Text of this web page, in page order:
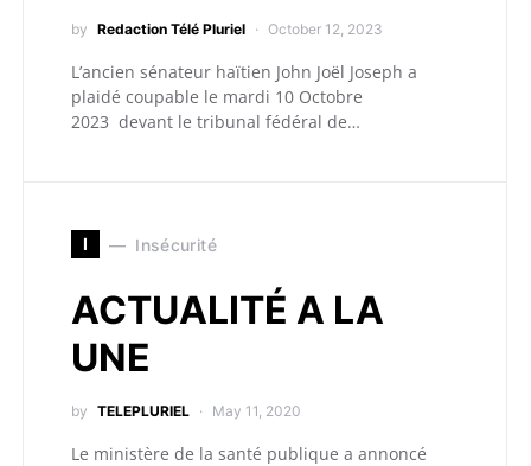
by Redaction Télé Pluriel October 12, 2023
L’ancien sénateur haïtien John Joël Joseph a
plaidé coupable le mardi 10 Octobre
2023 devant le tribunal fédéral de…
I Insécurité
ACTUALITÉ A LA
UNE
by TELEPLURIEL May 11, 2020
Le ministère de la santé publique a annoncé